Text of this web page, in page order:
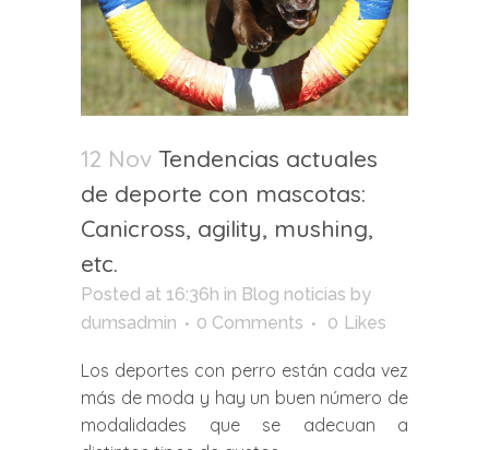
12 Nov Tendencias actuales
de deporte con mascotas:
Canicross, agility, mushing,
etc.
Posted at 16:36h in Blog noticias by
dumsadmin
0 Comments 0 Likes
Los deportes con perro están cada vez
más de moda y hay un buen número de
modalidades que se adecuan a